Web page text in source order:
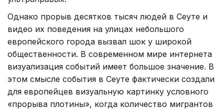
Однако прорыв десятков тысяч людей в Сеуте и
видео их поведения на улицах небольшого
европейского города вызвал шок у широкой
общественности. В современном мире интернета
визуализация событий имеет большое значение. В
этом смысле события в Сеуте фактически создали
для европейцев визуальную картинку условного
«прорыва плотины», когда количество мигрантов